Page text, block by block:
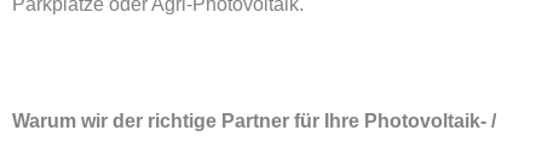
Warum wir der richtige Partner für Ihre Photovoltaik- /